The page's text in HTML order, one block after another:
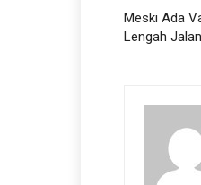
Meski Ada
Lengah